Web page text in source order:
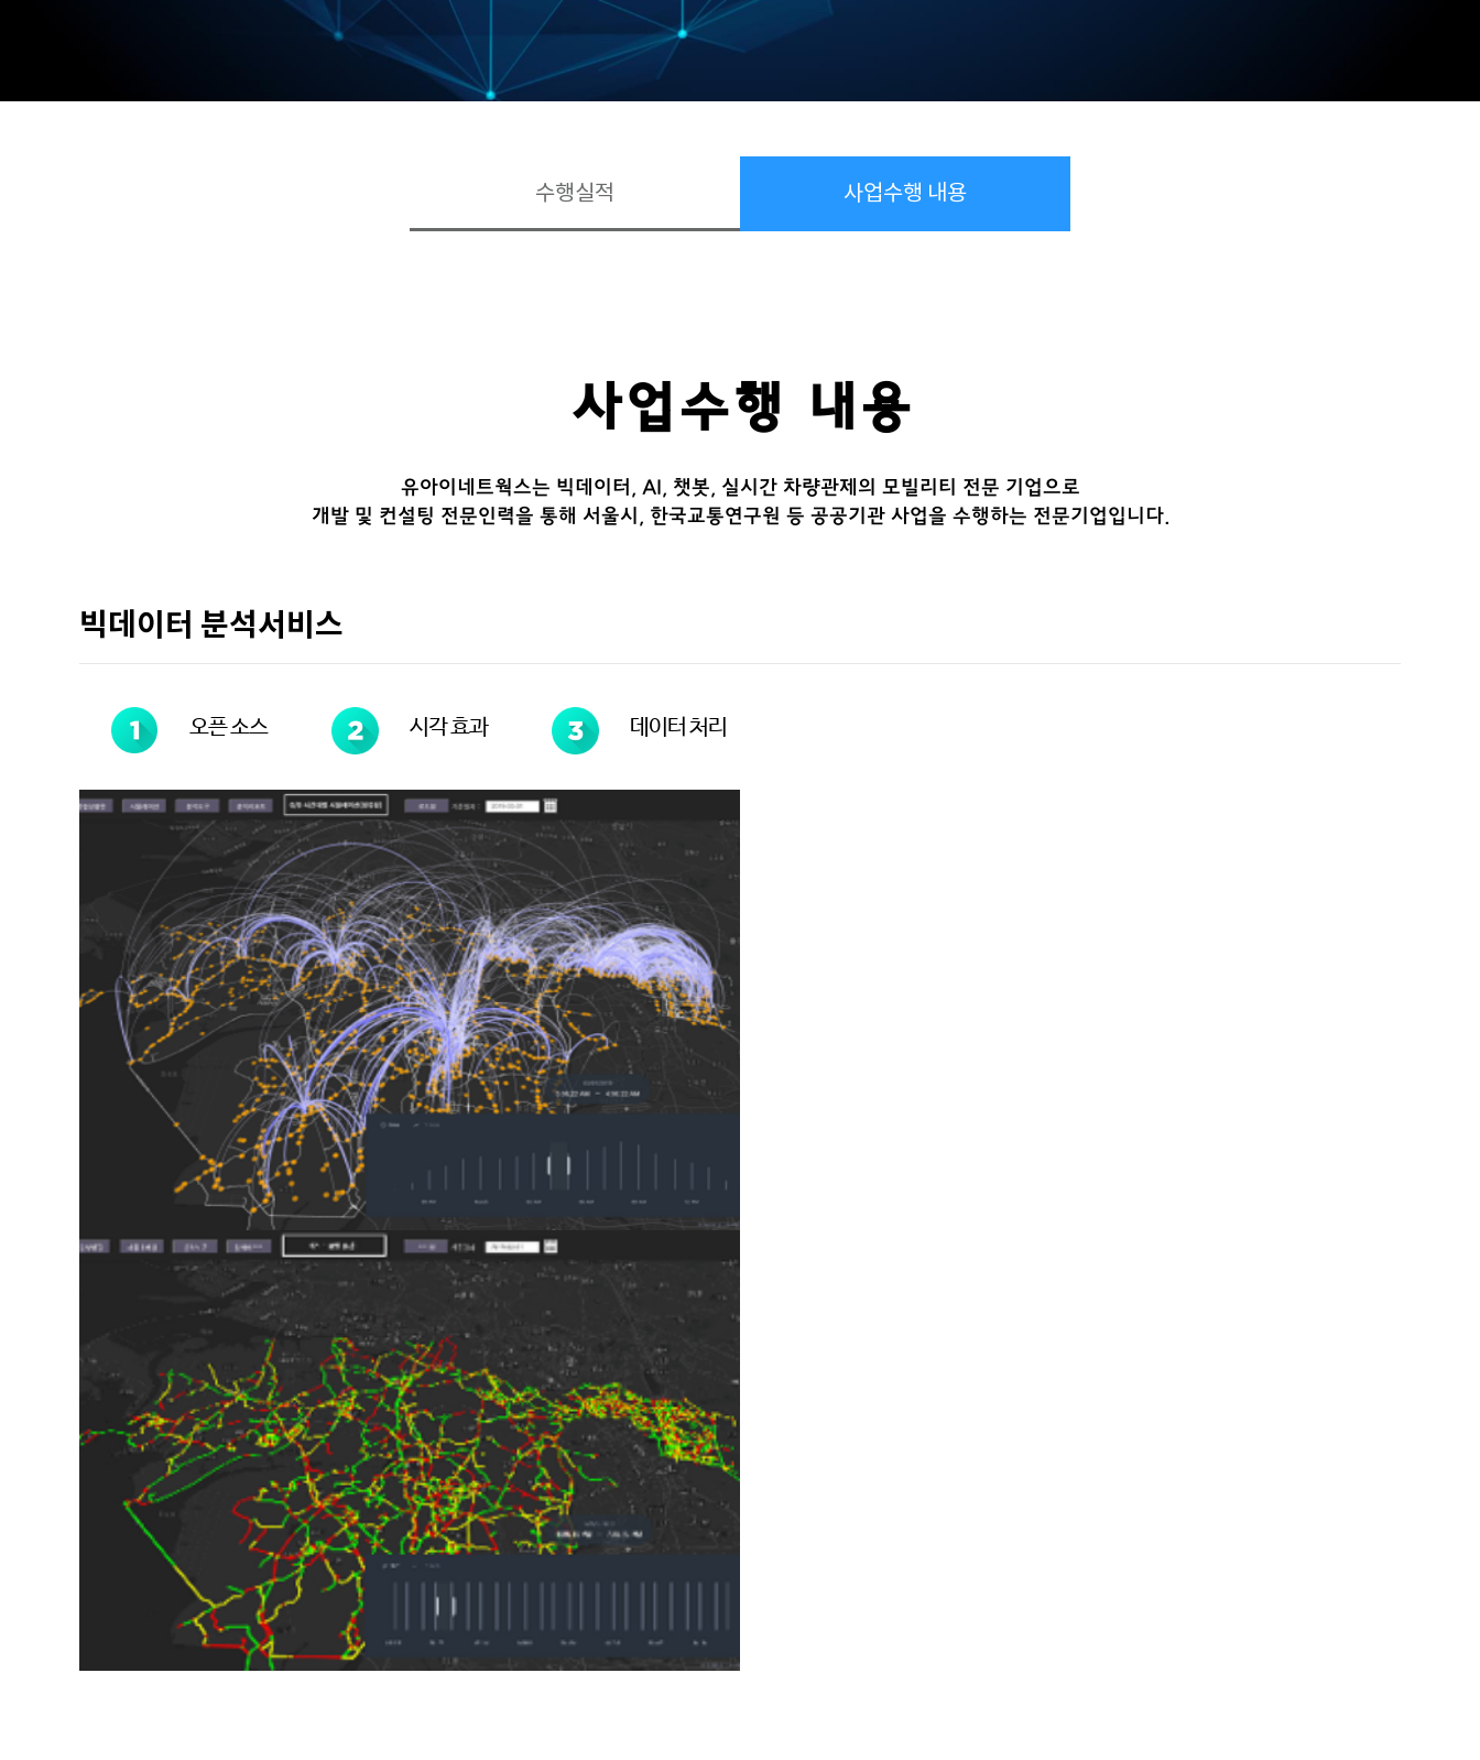
수행실적 사업수행 내용
사업수행 내용
유아이네트웍스는 빅데이터, AI, 챗봇, 실시간 차량관제의 모빌리티 전문 기업으로
개발 및 컨설팅 전문인력을 통해 서울시, 한국교통연구원 등 공공기관 사업을 수행하는 전문기업입니다.
빅데이터 분석서비스
오픈 소스 시각 효과 데이터 처리